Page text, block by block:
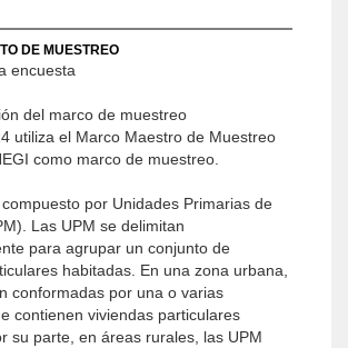
DE MUESTREO
encuesta
del marco de muestreo
utiliza el Marco Maestro de Muestreo
como marco de muestreo.
por Unidades Primarias de
Las UPM se delimitan
para agrupar un conjunto de
habitadas. En una zona urbana,
conformadas por una o varias
contienen viviendas particulares
su parte, en áreas rurales, las UPM